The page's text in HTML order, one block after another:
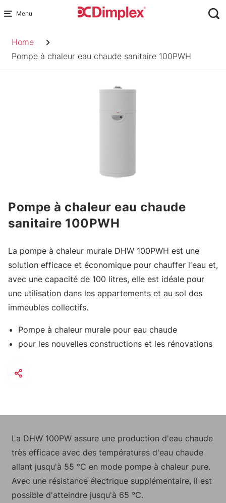
d'Ariane
Home
Pompe à chaleur eau chaude sanitaire 100PWH
Pompe à chaleur eau chaude
sanitaire 100PWH
La pompe à chaleur murale DHW 100PWH est une
solution efficace et économique pour chauffer l'eau et,
avec une capacité de 100 litres, elle est idéale pour
une utilisation dans les appartements et au sol des
immeubles collectifs.
Pompe à chaleur murale pour eau chaude
pour les nouvelles constructions et les rénovations
La DHW 100PW assure une production d'eau chaude
très efficace avec des températures d'eau chaude
allant jusqu'à 55 °C en mode pompe à chaleur pure.
Avec une résistance électrique supplémentaire, il est
possible d'atteindre jusqu'à 65 °C.